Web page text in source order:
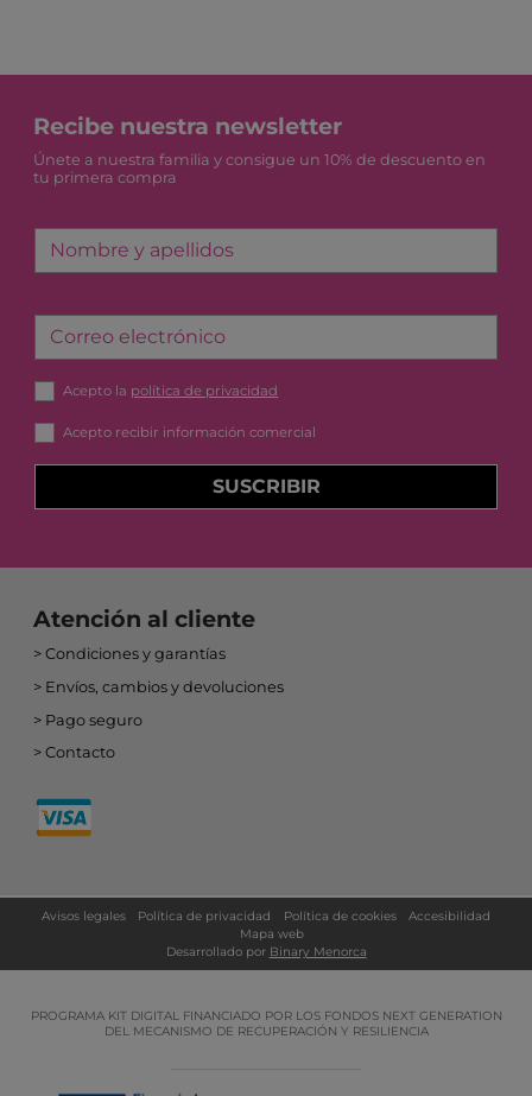
Recibe nuestra newsletter
Únete a nuestra familia y consigue un 10% de descuento en
tu primera compra
Nombre y apellidos
Correo electrónico
Acepto la política de privacidad
Acepto recibir información comercial
SUSCRIBIR
Atención al cliente
Condiciones y garantías
Envíos, cambios y devoluciones
Pago seguro
Contacto
Avisos legales Política de privacidad Política de cookies
Accesibilidad
Mapa web
Desarrollado por Binary Menorca
PROGRAMA KIT DIGITAL FINANCIADO POR LOS FONDOS NEXT GENERATION
DEL MECANISMO DE RECUPERACIÓN Y RESILIENCIA